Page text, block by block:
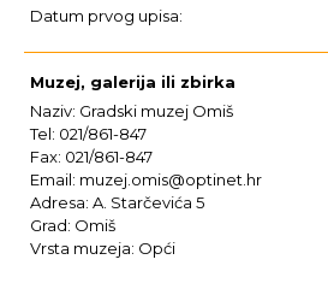
Datum prvog upisa:
Muzej, galerija ili zbirka
Naziv: Gradski muzej Omiš
Tel: 021/861-847
Fax: 021/861-847
Email: muzej.omis@optinet.hr
Adresa: A. Starčevića 5
Grad: Omiš
Vrsta muzeja: Opći